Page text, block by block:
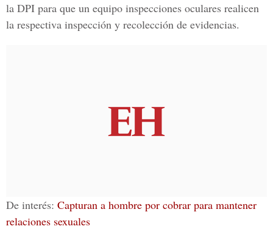
la DPI para que un equipo inspecciones oculares realicen
la respectiva inspección y recolección de evidencias.
De interés: Capturan a hombre por cobrar para mantener
relaciones sexuales